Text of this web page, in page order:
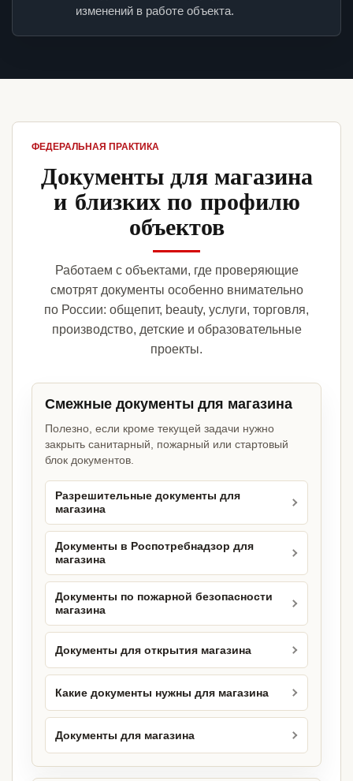
изменений в работе объекта.
ФЕДЕРАЛЬНАЯ ПРАКТИКА
Документы для магазина
и близких по профилю
объектов
Работаем с объектами, где проверяющие
смотрят документы особенно внимательно
по России: общепит, beauty, услуги, торговля,
производство, детские и образовательные
проекты.
Смежные документы для магазина
Полезно, если кроме текущей задачи нужно
закрыть санитарный, пожарный или стартовый
блок документов.
Разрешительные документы для
магазина
Документы в Роспотребнадзор для
магазина
Документы по пожарной безопасности
магазина
Документы для открытия магазина
Какие документы нужны для магазина
Документы для магазина